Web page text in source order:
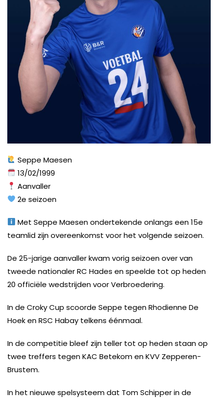
Seppe Maesen
13/02/1999
Aanvaller
2e seizoen
Met Seppe Maesen ondertekende onlangs een 15e
teamlid zijn overeenkomst voor het volgende seizoen.
De 25-jarige aanvaller kwam vorig seizoen over van
tweede nationaler RC Hades en speelde tot op heden
20 officiële wedstrijden voor Verbroedering.
In de Croky Cup scoorde Seppe tegen Rhodienne De
Hoek en RSC Habay telkens éénmaal.
In de competitie bleef zijn teller tot op heden staan op
twee treffers tegen KAC Betekom en KVV Zepperen-
Brustem.
In het nieuwe spelsysteem dat Tom Schipper in de